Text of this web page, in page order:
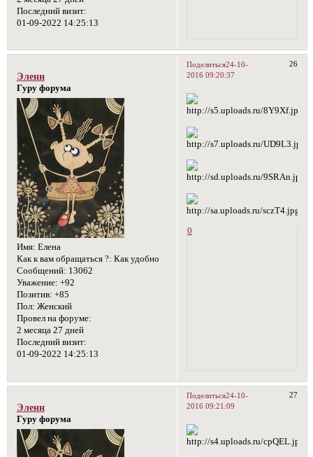
Последний визит:
01-09-2022 14:25:13
Поделиться 26
24-10-
2016 09:20:37
Эленн
Гуру форума
Имя: Елена
Как к вам обращаться ?: Как удобно
Сообщений: 13062
Уважение: +92
Позитив: +85
Пол: Женский
Провел на форуме:
2 месяца 27 дней
Последний визит:
01-09-2022 14:25:13
0
Поделиться 27
24-10-
2016 09:21:09
Эленн
Гуру форума